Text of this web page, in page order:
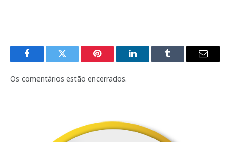
FacebookTwitter Pinterest LinkedInTumblr
E-
Os comentários estão encerrados.